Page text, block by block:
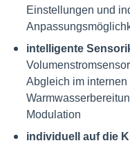
Einstellungen und
intelligente
Abgleich im
Modulation
individuell auf die